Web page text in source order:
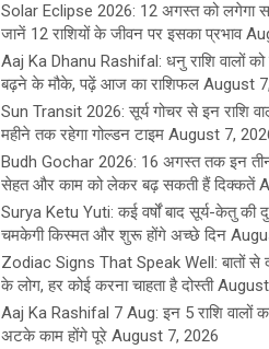
Solar Eclipse 2026: 12 अगस्त को लगेगा
जानें 12 राशियों के जीवन पर इसका प्रभाव
Aaj Ka Dhanu Rashifal: धनु राशि वालों
बढ़ने के मौके, पढ़ें आज का राशिफल August
Sun Transit 2026: सूर्य गोचर से इन राशि
महीने तक रहेगा गोल्डन टाइम August 7,
Budh Gochar 2026: 16 अगस्त तक इन
सेहत और काम को लेकर बढ़ सकती हैं दिक्कतें
Surya Ketu Yuti: कई वर्षों बाद सूर्य-केतु की
चमकेगी किस्मत और शुरू होंगे अच्छे दिन
Zodiac Signs That Speak Well: बातों से
के लोग, हर कोई करना चाहता है दोस्ती
Aaj Ka Rashifal 7 Aug: इन 5 राशि वालों
अटके काम होंगे पूरे August 7, 2026